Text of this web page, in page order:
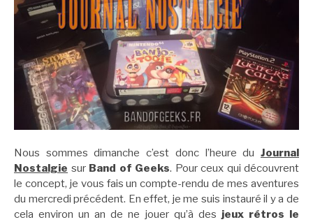
Nous sommes dimanche c’est donc l’heure du Journal
Nostalgie sur Band of Geeks. Pour ceux qui découvrent
le concept, je vous fais un compte-rendu de mes aventures
du mercredi précédent. En effet, je me suis instauré il y a de
cela environ un an de ne jouer qu’à des jeux rétros le